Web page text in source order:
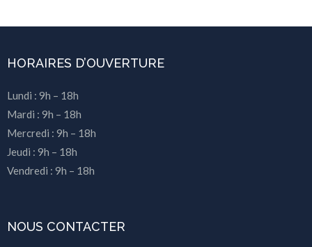
HORAIRES D’OUVERTURE
Lundi : 9h – 18h
Mardi : 9h – 18h
Mercredi : 9h – 18h
Jeudi : 9h – 18h
Vendredi : 9h – 18h
NOUS CONTACTER